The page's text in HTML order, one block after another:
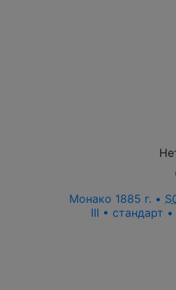
Монако 1885 г. •
III • стандарт